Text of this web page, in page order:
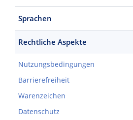
Sprachen
Rechtliche Aspekte
Nutzungsbedingungen
Barrierefreiheit
Warenzeichen
Datenschutz